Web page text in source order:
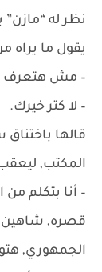
نظر له
يقول ما يراه
– مش هتعرف
– لا كتر خيرك.
قالها
المكتب,
– أنا بتكلم
قصره, شاهين
الجمهوري,